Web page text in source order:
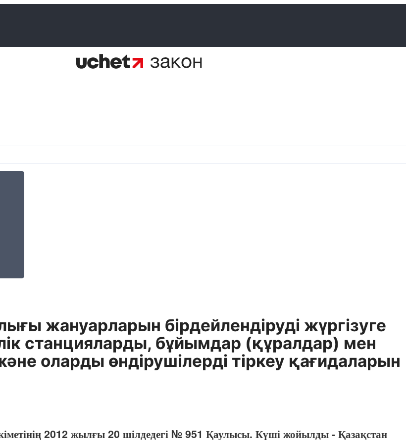
жануарларын бірдейлендіруді жүргізуге
станцияларды, бұйымдар (құралдар) мен
оларды өндірушілерді тіркеу қағидаларын
2012 жылғы 20 шілдедегі № 951 Қаулысы. Күші жойылды - Қазақстан